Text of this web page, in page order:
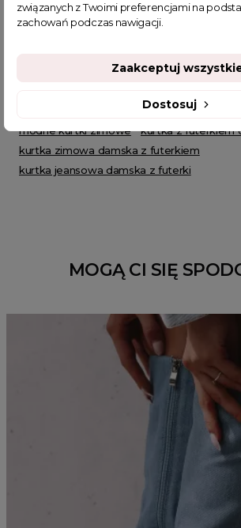
kurtka jeansowa damska
kurtka zimowa
kurteczki z futerkiem
kurtka na zimę
kurteczki damskie
kurtka ocieplana damska
modne kurtki
modne kurtki zimowe
kurtka z futerkiem
kurtka zimowa damska z futerkiem
kurtka jeansowa damska z futerki
MOGĄ CI SIĘ
związanych z Twoimi preferencjami na
zachowań podczas nawigacji.
Dostosuj
Zaakceptuj